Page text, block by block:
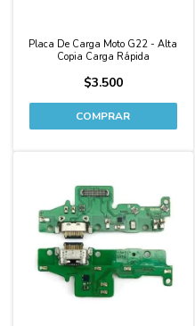
Placa De Carga Moto G22 - Alta
Copia Carga Rápida
$3.500